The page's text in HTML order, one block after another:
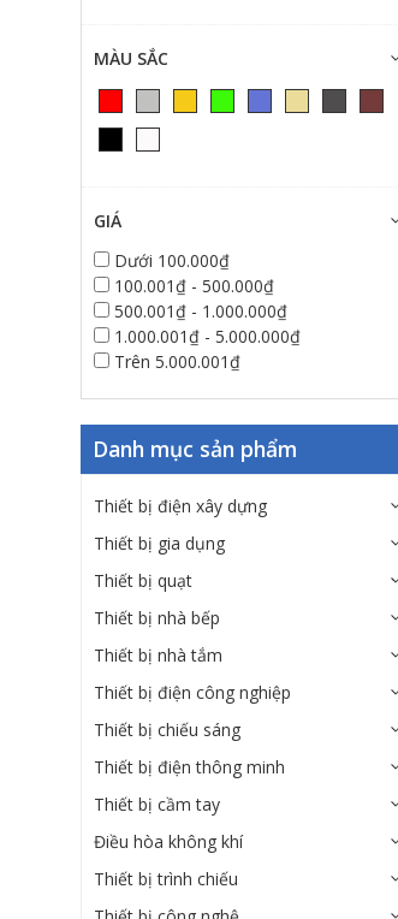
MÀU SẮC
GIÁ
Dưới 100.000₫
100.001₫ - 500.000₫
500.001₫ - 1.000.000₫
1.000.001₫ - 5.000.000₫
Trên 5.000.001₫
Danh mục sản phẩm
Thiết bị điện xây dựng
Thiết bị gia dụng
Thiết bị quạt
Thiết bị nhà bếp
Thiết bị nhà tắm
Thiết bị điện công nghiệp
Thiết bị chiếu sáng
Thiết bị điện thông minh
Thiết bị cầm tay
Điều hòa không khí
Thiết bị trình chiếu